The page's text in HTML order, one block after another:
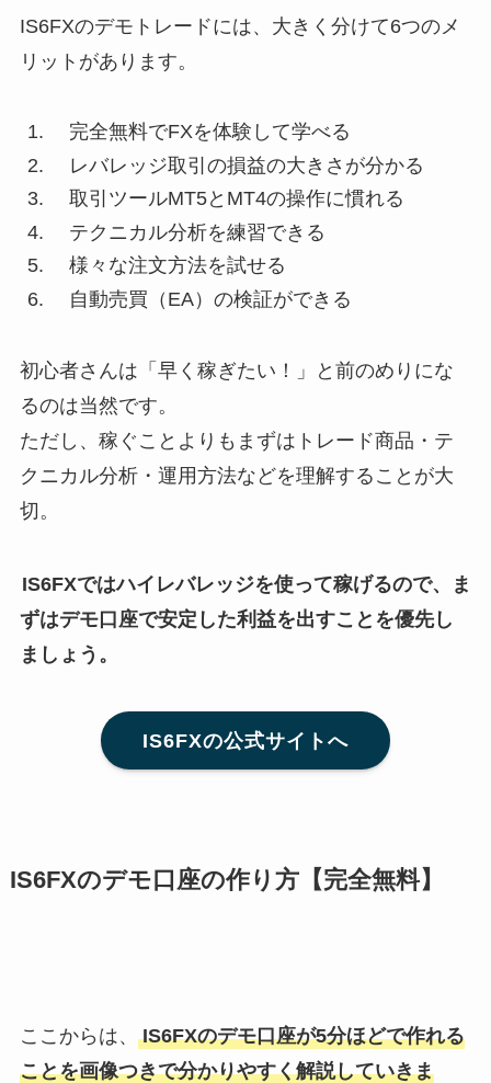
IS6FXのデモトレードには、大きく分けて6つのメ
リットがあります。
完全無料でFXを体験して学べる
レバレッジ取引の損益の大きさが分かる
取引ツールMT5とMT4の操作に慣れる
テクニカル分析を練習できる
様々な注文方法を試せる
自動売買（EA）の検証ができる
初心者さんは「早く稼ぎたい！」と前のめりにな
るのは当然です。
ただし、稼ぐことよりもまずはトレード商品・テ
クニカル分析・運用方法などを理解することが大
切。
IS6FXではハイレバレッジを使って稼げるので、ま
ずはデモ口座で安定した利益を出すことを優先し
ましょう。
IS6FXの公式サイトへ
IS6FXのデモ口座の作り方【完全無料】
ここからは、
IS6FXのデモ口座が5分ほどで作れる
ことを画像つきで分かりやすく解説していきま